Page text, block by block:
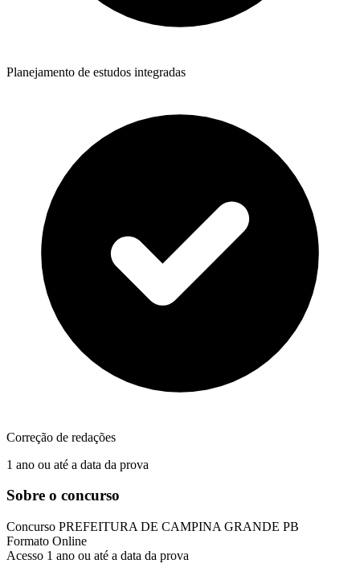
Planejamento de estudos integradas
Correção de redações
1 ano ou até a data da prova
Sobre o concurso
Concurso PREFEITURA DE CAMPINA GRANDE PB
Formato Online
Acesso 1 ano ou até a data da prova